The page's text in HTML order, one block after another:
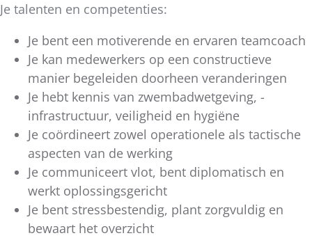
Je talenten en competenties:
Je bent een motiverende en ervaren teamcoach
Je kan medewerkers op een constructieve
manier begeleiden doorheen veranderingen
Je hebt kennis van zwembadwetgeving, -
infrastructuur, veiligheid en hygiëne
Je coördineert zowel operationele als tactische
aspecten van de werking
Je communiceert vlot, bent diplomatisch en
werkt oplossingsgericht
Je bent stressbestendig, plant zorgvuldig en
bewaart het overzicht